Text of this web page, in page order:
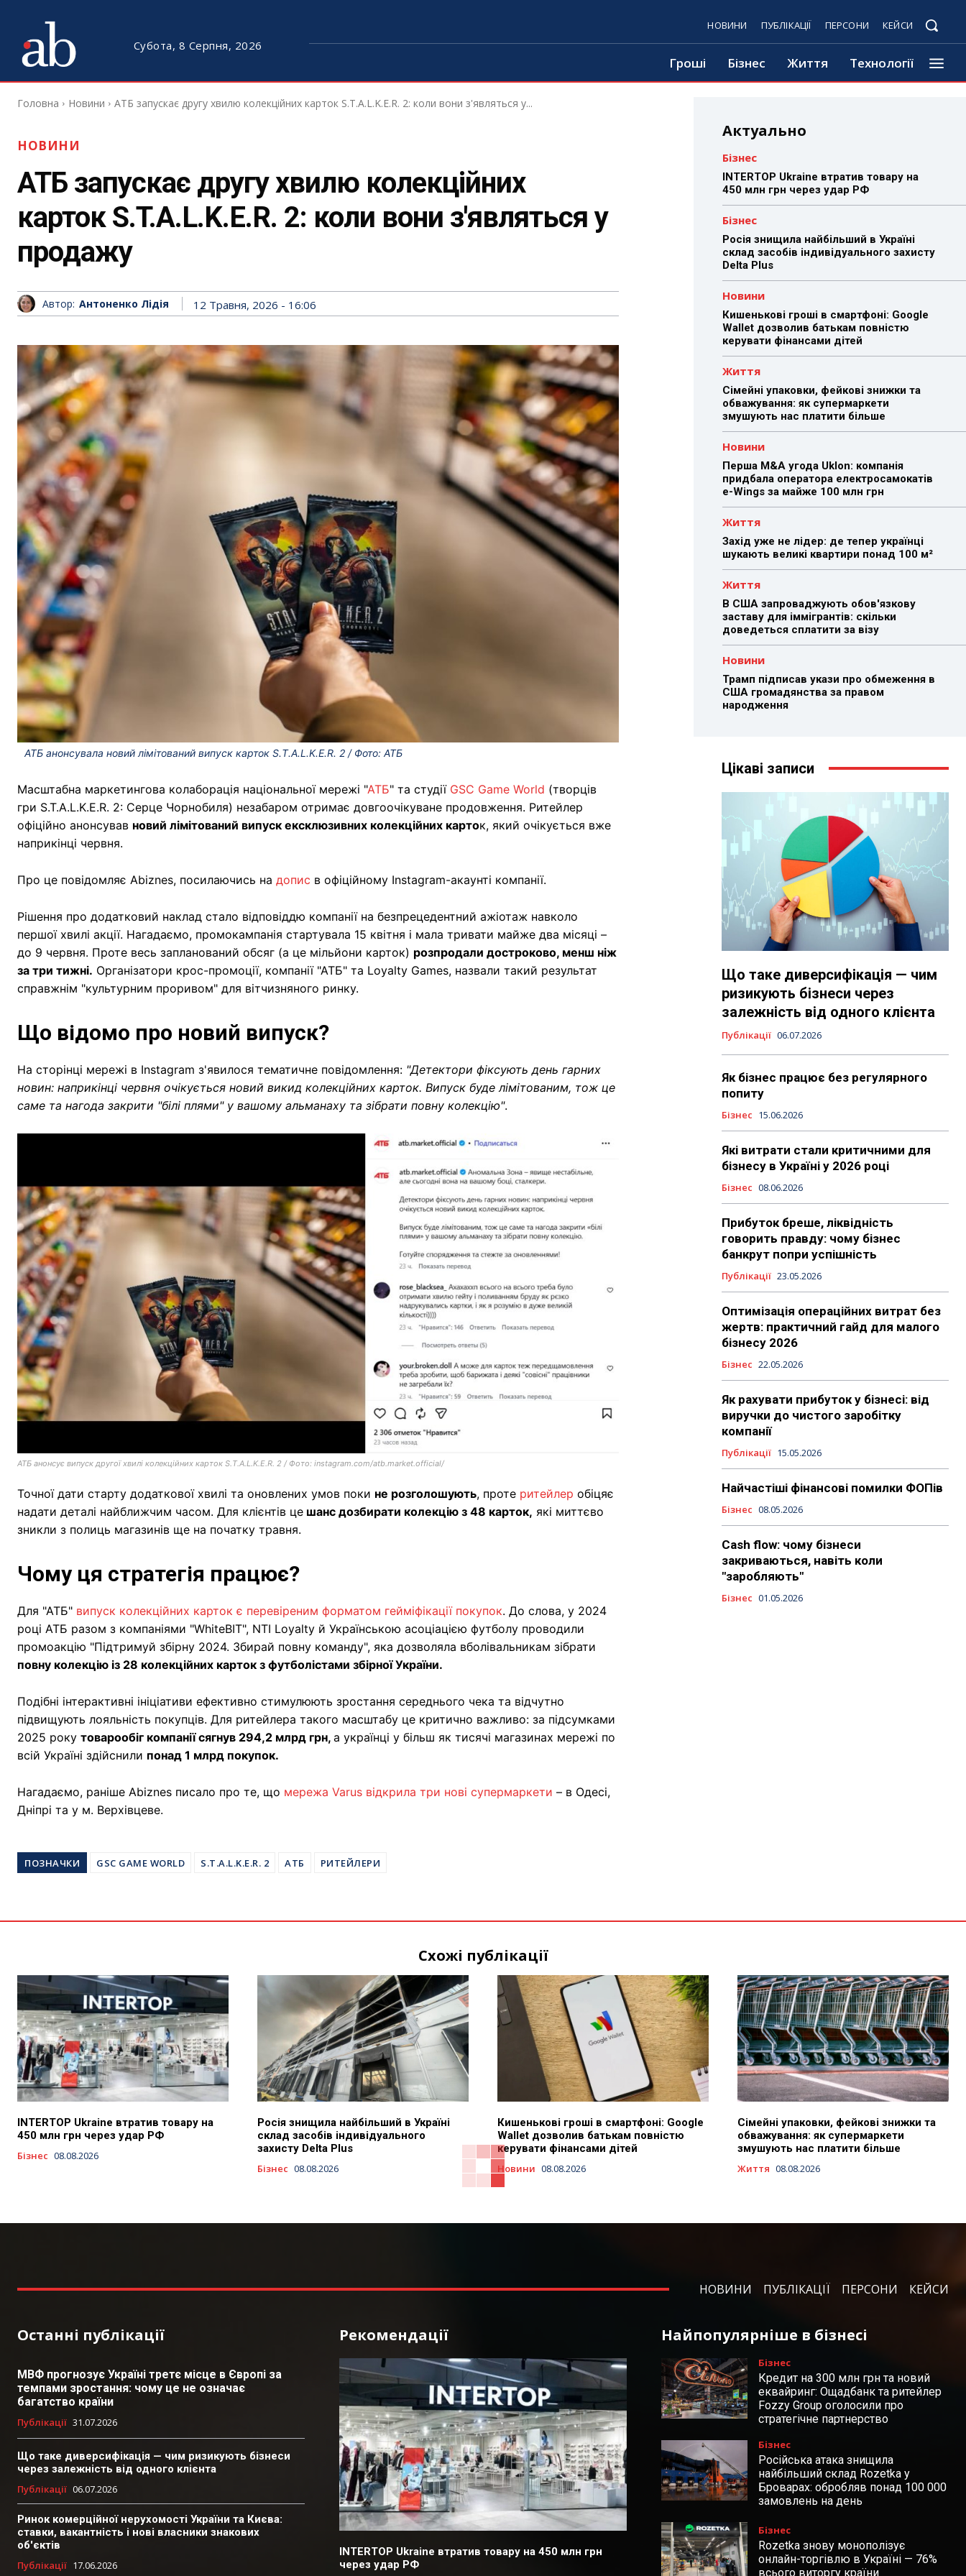
Субота, 8 Серпня, 2026
НОВИНИ ПУБЛІКАЦІЇ ПЕРСОНИ КЕЙСИ
Гроші Бізнес Життя Технології
Головна Новини АТБ запускає другу хвилю колекційних карток S.T.A.L.K.E.R. 2: коли вони з'являться у...
НОВИНИ
АТБ запускає другу хвилю колекційних
карток S.T.A.L.K.E.R. 2: коли вони з'являться у
продажу
Автор: Антоненко Лідія 12 Травня, 2026 - 16:06
АТБ анонсувала новий лімітований випуск карток S.T.A.L.K.E.R. 2 / Фото: АТБ
Масштабна маркетингова колаборація національної мережі "АТБ" та студії GSC Game World (творців
гри S.T.A.L.K.E.R. 2: Серце Чорнобиля) незабаром отримає довгоочікуване продовження. Ритейлер
офіційно анонсував новий лімітований випуск ексклюзивних колекційних карток, який очікується вже
наприкінці червня.
Про це повідомляє Abiznes, посилаючись на допис в офіційному Instagram-акаунті компанії.
Рішення про додатковий наклад стало відповіддю компанії на безпрецедентний ажіотаж навколо
першої хвилі акції. Нагадаємо, промокампанія стартувала 15 квітня і мала тривати майже два місяці –
до 9 червня. Проте весь запланований обсяг (а це мільйони карток) розпродали достроково, менш ніж
за три тижні. Організатори крос-промоції, компанії "АТБ" та Loyalty Games, назвали такий результат
справжнім "культурним проривом" для вітчизняного ринку.
Що відомо про новий випуск?
На сторінці мережі в Instagram з'явилося тематичне повідомлення: "Детектори фіксують день гарних
новин: наприкінці червня очікується новий викид колекційних карток. Випуск буде лімітованим, тож це
саме та нагода закрити "білі плями" у вашому альманаху та зібрати повну колекцію".
АТБ анонсує випуск другої хвилі колекційних карток S.T.A.L.K.E.R. 2 / Фото: instagram.com/atb.market.official/
Точної дати старту додаткової хвилі та оновлених умов поки не розголошують, проте ритейлер обіцяє
надати деталі найближчим часом. Для клієнтів це шанс дозбирати колекцію з 48 карток, які миттєво
зникли з полиць магазинів ще на початку травня.
Чому ця стратегія працює?
Для "АТБ" випуск колекційних карток є перевіреним форматом гейміфікації покупок. До слова, у 2024
році АТБ разом з компаніями "WhiteBIT", NTI Loyalty й Українською асоціацією футболу проводили
промоакцію "Підтримуй збірну 2024. Збирай повну команду", яка дозволяла вболівальникам зібрати
повну колекцію із 28 колекційних карток з футболістами збірної України.
Подібні інтерактивні ініціативи ефективно стимулюють зростання середнього чека та відчутно
підвищують лояльність покупців. Для ритейлера такого масштабу це критично важливо: за підсумками
2025 року товарообіг компанії сягнув 294,2 млрд грн, а українці у більш як тисячі магазинах мережі по
всій Україні здійснили понад 1 млрд покупок.
Нагадаємо, раніше Abiznes писало про те, що мережа Varus відкрила три нові супермаркети – в Одесі,
Дніпрі та у м. Верхівцеве.
ПОЗНАЧКИ GSC GAME WORLD S.T.A.L.K.E.R. 2 АТБ РИТЕЙЛЕРИ
Актуально
Бізнес
INTERTOP Ukraine втратив товару на
450 млн грн через удар РФ
Бізнес
Росія знищила найбільший в Україні
склад засобів індивідуального захисту
Delta Plus
Новини
Кишенькові гроші в смартфоні: Google
Wallet дозволив батькам повністю
керувати фінансами дітей
Життя
Сімейні упаковки, фейкові знижки та
обважування: як супермаркети
змушують нас платити більше
Новини
Перша M&A угода Uklon: компанія
придбала оператора електросамокатів
e-Wings за майже 100 млн грн
Життя
Захід уже не лідер: де тепер українці
шукають великі квартири понад 100 м²
Життя
В США запроваджують обов'язкову
заставу для іммігрантів: скільки
доведеться сплатити за візу
Новини
Трамп підписав укази про обмеження в
США громадянства за правом
народження
Цікаві записи
Що таке диверсифікація — чим
ризикують бізнеси через
залежність від одного клієнта
Публікації 06.07.2026
Як бізнес працює без регулярного
попиту
Бізнес 15.06.2026
Які витрати стали критичними для
бізнесу в Україні у 2026 році
Бізнес 08.06.2026
Прибуток бреше, ліквідність
говорить правду: чому бізнес
банкрут попри успішність
Публікації 23.05.2026
Оптимізація операційних витрат без
жертв: практичний гайд для малого
бізнесу 2026
Бізнес 22.05.2026
Як рахувати прибуток у бізнесі: від
виручки до чистого заробітку
компанії
Публікації 15.05.2026
Найчастіші фінансові помилки ФОПів
Бізнес 08.05.2026
Cash flow: чому бізнеси
закриваються, навіть коли
"заробляють"
Бізнес 01.05.2026
Схожі публікації
INTERTOP Ukraine втратив товару на
450 млн грн через удар РФ
Бізнес 08.08.2026
Росія знищила найбільший в Україні
склад засобів індивідуального
захисту Delta Plus
Бізнес 08.08.2026
Кишенькові гроші в смартфоні: Google
Wallet дозволив батькам повністю
керувати фінансами дітей
Новини 08.08.2026
Сімейні упаковки, фейкові знижки та
обважування: як супермаркети
змушують нас платити більше
Життя 08.08.2026
НОВИНИ ПУБЛІКАЦІЇ ПЕРСОНИ КЕЙСИ
Останні публікації
МВФ прогнозує Україні третє місце в Європі за
темпами зростання: чому це не означає
багатство країни
Публікації 31.07.2026
Що таке диверсифікація — чим ризикують бізнеси
через залежність від одного клієнта
Публікації 06.07.2026
Ринок комерційної нерухомості України та Києва:
ставки, вакантність і нові власники знакових
об'єктів
Публікації 17.06.2026
Рекомендації
INTERTOP Ukraine втратив товару на 450 млн грн
через удар РФ
Найпопулярніше в бізнесі
Бізнес
Кредит на 300 млн грн та новий
еквайринг: Ощадбанк та ритейлер
Fozzy Group оголосили про
стратегічне партнерство
Бізнес
Російська атака знищила
найбільший склад Rozetka у
Броварах: обробляв понад 100 000
замовлень на день
Бізнес
Rozetka знову монополізує
онлайн-торгівлю в Україні — 76%
всього виторгу країни